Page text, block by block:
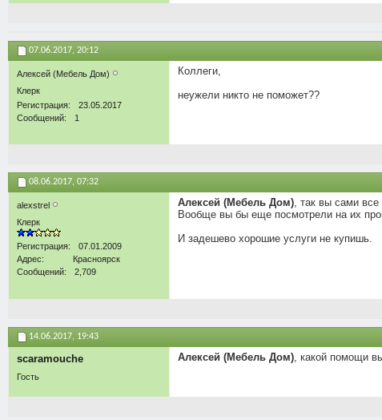
07.06.2017, 20:12
Алексей (Мебель Дом)
Клерк
Регистрация
23.05.2017
Сообщений
1
Коллеги,
неужели никто не поможет??
08.06.2017, 07:32
alexstrel
Клерк
Регистрация
07.01.2009
Адрес
Красноярск
Сообщений
2,709
Алексей (Мебель Дом), так вы сами все
Вообще вы бы еще посмотрели на их
И задешево хорошие услуги не купишь.
14.06.2017, 19:43
scaramouche
Гость
Алексей (Мебель Дом) , какой помощи